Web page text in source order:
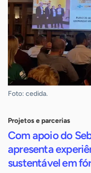
Foto: cedida.
Projetos e parcerias
Com apoio do
apresenta
sustentável em